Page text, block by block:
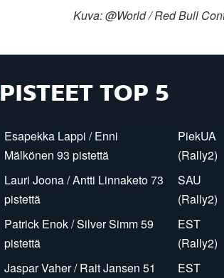
Kuva: @World / Red Bull
PISTEET TOP 5
Esapekka Lappi / Enni
Mälkönen 93 pistettä
PiekUA
(Rally2)
Lauri Joona / Antti Linnaketo 73
pistettä
SAU
(Rally2)
Patrick Enok / Silver Simm 59
pistettä
EST
(Rally2)
Jaspar Vaher / Rait Jansen 51
EST